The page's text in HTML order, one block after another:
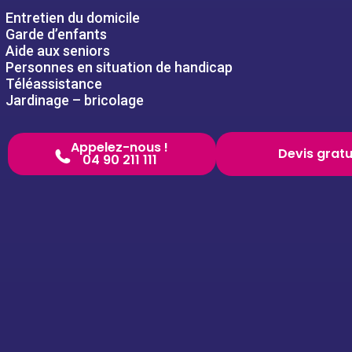
Entretien du domicile
Garde d’enfants
Aide aux seniors
Personnes en situation de handicap
Téléassistance
Jardinage – bricolage
Appelez-nous !
04 90 211 111 Devis